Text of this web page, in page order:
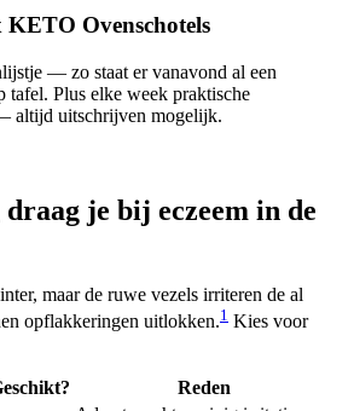
Ovenschotels
— zo staat er vanavond al een
tafel. Plus elke week praktische
altijd uitschrijven mogelijk.
je bij eczeem in de
maar de ruwe vezels irriteren de al
opflakkeringen uitlokken.1 Kies voor
Reden